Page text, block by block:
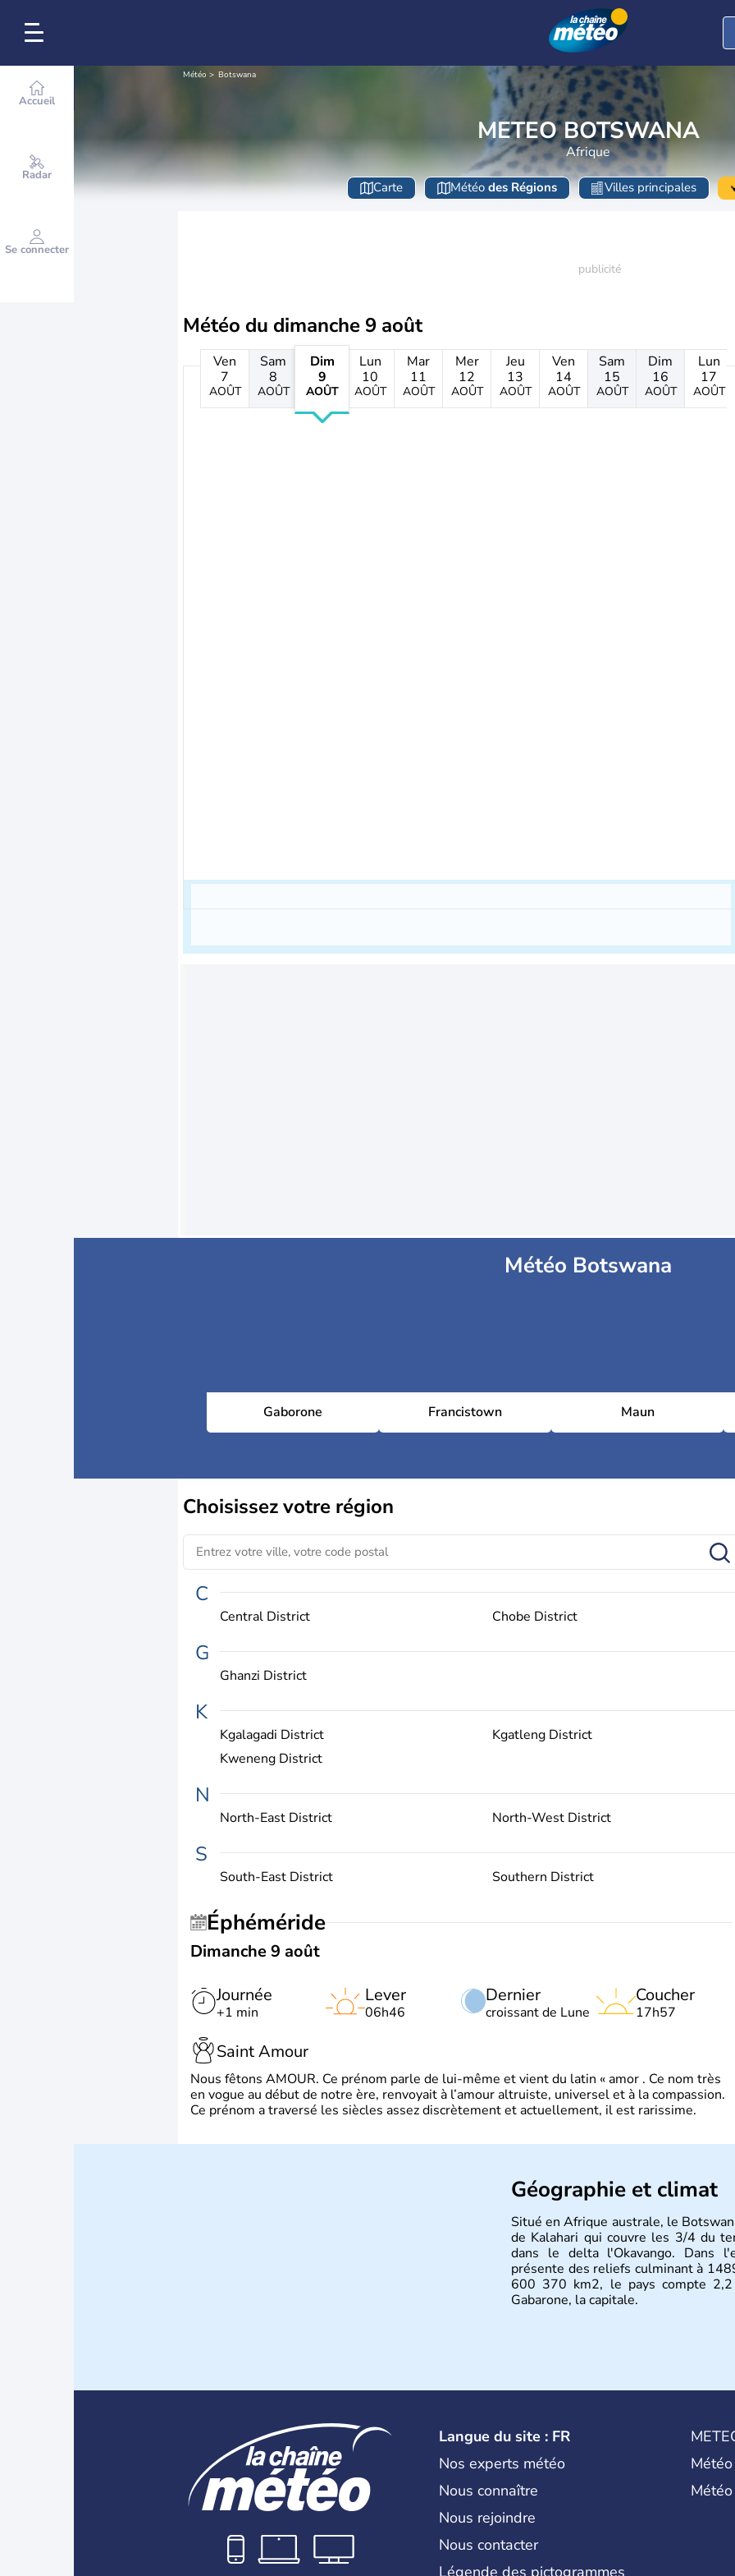
Accueil
Radar
Se connecter
Météo Botswana
METEO BOTSWANA
Afrique
Carte Météo des Régions Villes principales
Météo du dimanche 9 août
Ven
7
AOÛT
Sam
8
AOÛT
Dim
9
AOÛT
Lun
10
AOÛT
Mar
11
AOÛT
Mer
12
AOÛT
Jeu
13
AOÛT
Ven
14
AOÛT
Sam
15
AOÛT
Dim
16
AOÛT
Lun
17
AOÛT
Météo Botswana
Gaborone Francistown Maun
Choisissezvotre région
C
Central District Chobe District
G
Ghanzi District
K
Kgalagadi District
Kgatleng District
Kweneng District
N
North-East District North-West District
S
South-East District Southern District
Éphéméride
Dimanche 9 août
Journée
+1 min
Dernier
croissant de Lune
Lever
06h46
Coucher
17h57
Saint Amour
Nous fêtons AMOUR. Ce prénom parle de lui-même et vient du latin « amor . Ce nom très
en vogue au début de notre ère, renvoyait à l’amour altruiste, universel et à la compassion.
Ce prénom a traversé les siècles assez discrètement et actuellement, il est rarissime.
Géographie et climat
Situé en Afrique australe, le
de Kalahari qui couvre les 3/4 du
dans le delta l'Okavango. Dans
présente des reliefs culminant à
600 370 km2, le pays compte
Gabarone, la capitale.
Langue du site : FR
Nos experts météo
Nous connaître
Nous rejoindre
Nous contacter
Légende des pictogrammes